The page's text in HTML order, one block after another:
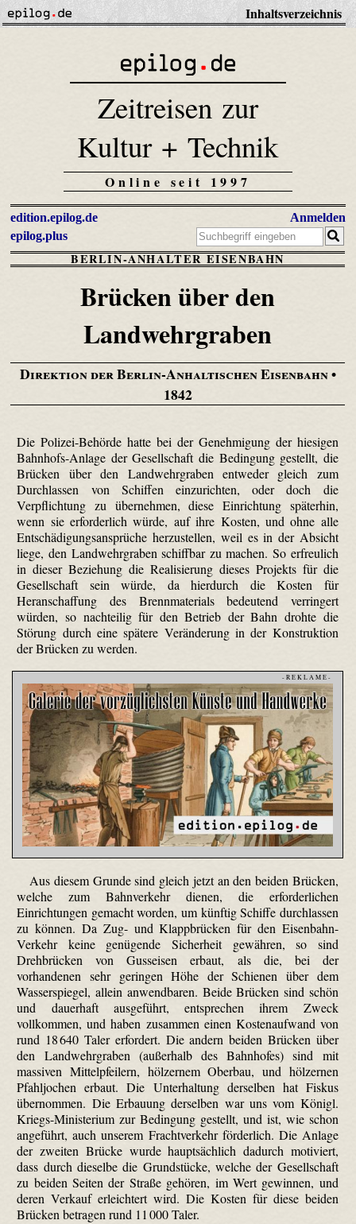
Inhaltsverzeichnis
Zeitreisen zur
Kultur + Technik
Online seit 1997
edition.epilog.de
epilog.plus
Anmelden
BERLIN-ANHALTER EISENBAHN
Brücken über den
Landwehrgraben
Direktion der Berlin-Anhaltischen Eisenbahn•
1842
Die Polizei-Behörde hatte bei der Genehmigung der hiesigen
Bahnhofs-Anlage der Gesellschaft die Bedingung gestellt, die
Brücken über den Landwehrgraben entweder gleich zum
Durchlassen von Schiffen einzurichten, oder doch die
Verpflichtung zu übernehmen, diese Einrichtung späterhin,
wenn sie erforderlich würde, auf ihre Kosten, und ohne alle
Entschädigungsansprüche herzustellen, weil es in der Absicht
liege, den Landwehrgraben schiffbar zu machen. So erfreulich
in dieser Beziehung die Realisierung dieses Projekts für die
Gesellschaft sein würde, da hierdurch die Kosten für
Heranschaffung des Brennmaterials bedeutend verringert
würden, so nachteilig für den Betrieb der Bahn drohte die
Störung durch eine spätere Veränderung in der Konstruktion
der Brücken zu werden.
- R E K L A M E -
Aus diesem Grunde sind gleich jetzt an den beiden Brücken,
welche zum Bahnverkehr dienen, die erforderlichen
Einrichtungen gemacht worden, um künftig Schiffe durchlassen
zu können. Da Zug- und Klappbrücken für den Eisenbahn-
Verkehr keine genügende Sicherheit gewähren, so sind
Drehbrücken von Gusseisen erbaut, als die, bei der
vorhandenen sehr geringen Höhe der Schienen über dem
Wasserspiegel, allein anwendbaren. Beide Brücken sind schön
und dauerhaft ausgeführt, entsprechen ihrem Zweck
vollkommen, und haben zusammen einen Kostenaufwand von
rund 18 640 Taler erfordert. Die andern beiden Brücken über
den Landwehrgraben (außerhalb des Bahnhofes) sind mit
massiven Mittelpfeilern, hölzernem Oberbau, und hölzernen
Pfahljochen erbaut. Die Unterhaltung derselben hat Fiskus
übernommen. Die Erbauung derselben war uns vom Königl.
Kriegs-Ministerium zur Bedingung gestellt, und ist, wie schon
angeführt, auch unserem Frachtverkehr förderlich. Die Anlage
der zweiten Brücke wurde hauptsächlich dadurch motiviert,
dass durch dieselbe die Grundstücke, welche der Gesellschaft
zu beiden Seiten der Straße gehören, im Wert gewinnen, und
deren Verkauf erleichtert wird. Die Kosten für diese beiden
Brücken betragen rund 11 000 Taler.